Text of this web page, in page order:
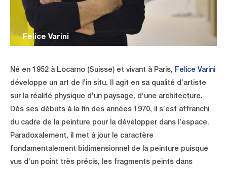
Felice Varini
Né en 1952 à Locarno (Suisse) et vivant à Paris, Felice Varini
développe un art de l’in situ. Il agit en sa qualité d’artiste
sur la réalité physique d’un paysage, d’une architecture.
Dès ses débuts à la fin des années 1970, il s’est affranchi
du cadre de la peinture pour la développer dans l’espace.
Paradoxalement, il met à jour le caractère
fondamentalement bidimensionnel de la peinture puisque
vus d’un point très précis, les fragments peints dans